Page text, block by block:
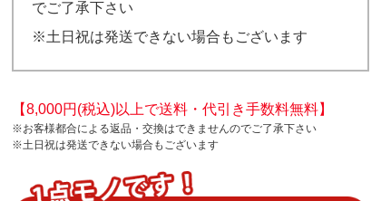
でご了承下さい
※土日祝は発送できない場合もございます
【8,000円(税込)以上で送料・代引き手数料無料】
※お客様都合による返品・交換はできませんのでご了承下さい
※土日祝は発送できない場合もございます